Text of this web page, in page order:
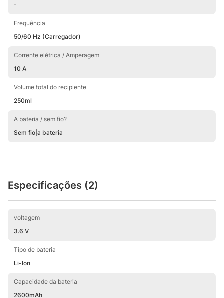
-
Frequência
50/60 Hz (Carregador)
Corrente elétrica / Amperagem
10 A
Volume total do recipiente
250ml
A bateria / sem fio?
Sem fio|a bateria
Especificações (2)
voltagem
3.6 V
Tipo de bateria
Li-Ion
Capacidade da bateria
2600mAh